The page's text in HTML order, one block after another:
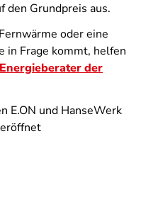
den Grundpreis aus.
oder eine
in Frage kommt, helfen
der
E.ON und HanseWerk